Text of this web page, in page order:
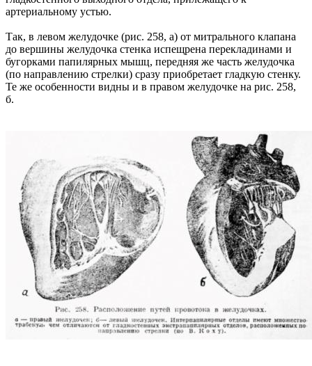
артериальному устью.
Так, в левом желудочке (рис. 258, а) от митрального клапана
до вершины желудочка стенка испещрена перекладинами и
бугорками папилярных мышц, передняя же часть желудочка
(по направлению стрелки) сразу приобретает гладкую стенку.
Те же особенности видны и в правом желудочке на рис. 258,
б.